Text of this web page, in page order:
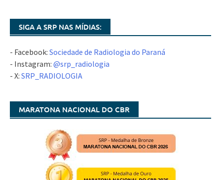
SIGA A SRP NAS MÍDIAS:
- Facebook: Sociedade de Radiologia do Paraná
- Instagram: @srp_radiologia
- X: SRP_RADIOLOGIA
MARATONA NACIONAL DO CBR